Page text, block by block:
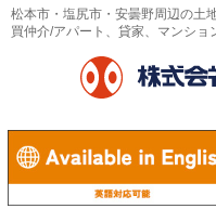
松本市・塩尻市・安曇野周辺の土
買仲介/アパート、貸家、マンシ